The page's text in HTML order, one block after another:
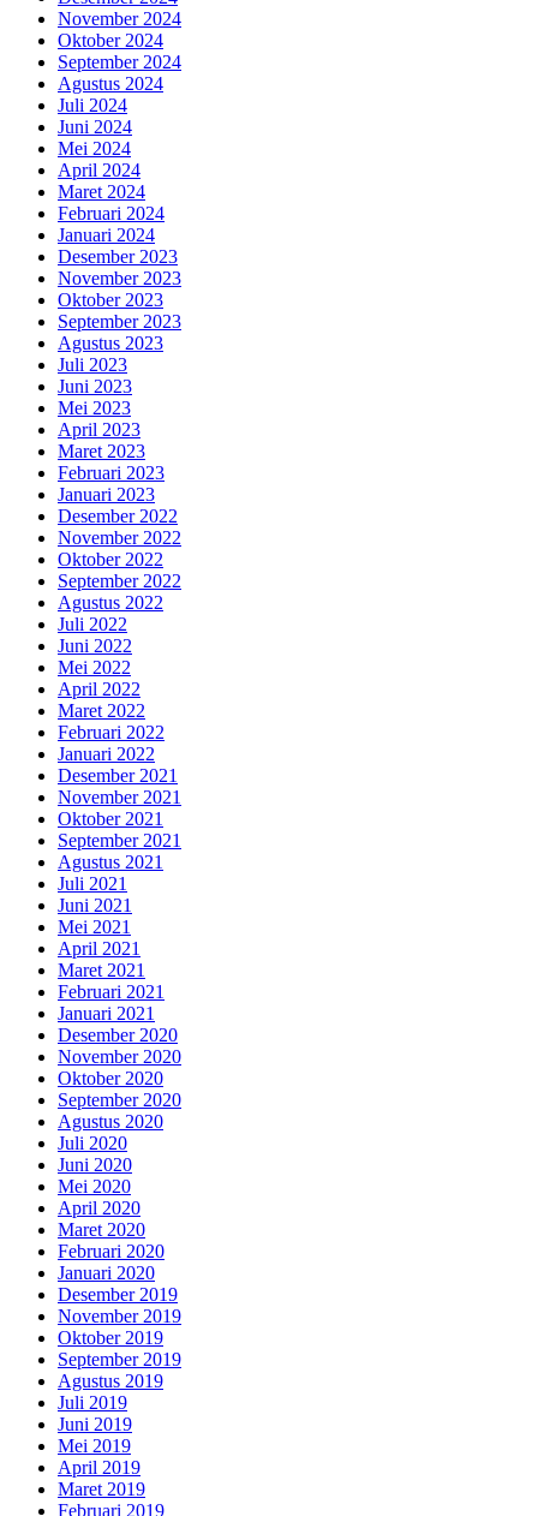
November 2024
Oktober 2024
September 2024
Agustus 2024
Juli 2024
Juni 2024
Mei 2024
April 2024
Maret 2024
Februari 2024
Januari 2024
Desember 2023
November 2023
Oktober 2023
September 2023
Agustus 2023
Juli 2023
Juni 2023
Mei 2023
April 2023
Maret 2023
Februari 2023
Januari 2023
Desember 2022
November 2022
Oktober 2022
September 2022
Agustus 2022
Juli 2022
Juni 2022
Mei 2022
April 2022
Maret 2022
Februari 2022
Januari 2022
Desember 2021
November 2021
Oktober 2021
September 2021
Agustus 2021
Juli 2021
Juni 2021
Mei 2021
April 2021
Maret 2021
Februari 2021
Januari 2021
Desember 2020
November 2020
Oktober 2020
September 2020
Agustus 2020
Juli 2020
Juni 2020
Mei 2020
April 2020
Maret 2020
Februari 2020
Januari 2020
Desember 2019
November 2019
Oktober 2019
September 2019
Agustus 2019
Juli 2019
Juni 2019
Mei 2019
April 2019
Maret 2019
Februari 2019